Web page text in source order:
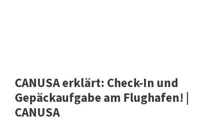
CANUSA erklärt: Check-In und
Gepäckaufgabe am Flughafen! |
CANUSA